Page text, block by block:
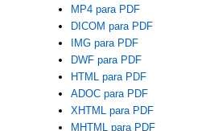
MP4 para PDF
DICOM para PDF
IMG para PDF
DWF para PDF
HTML para PDF
ADOC para PDF
XHTML para PDF
MHTML para PDF